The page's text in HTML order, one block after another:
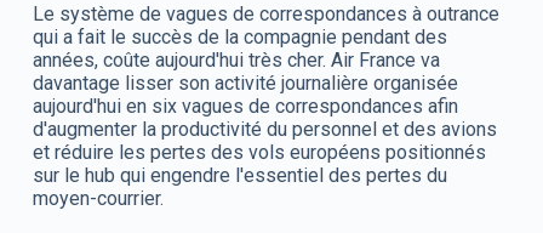
Le système de vagues de correspondances à outrance
qui a fait le succès de la compagnie pendant des
années, coûte aujourd'hui très cher. Air France va
davantage lisser son activité journalière organisée
aujourd'hui en six vagues de correspondances afin
d'augmenter la productivité du personnel et des avions
et réduire les pertes des vols européens positionnés
sur le hub qui engendre l'essentiel des pertes du
moyen-courrier.